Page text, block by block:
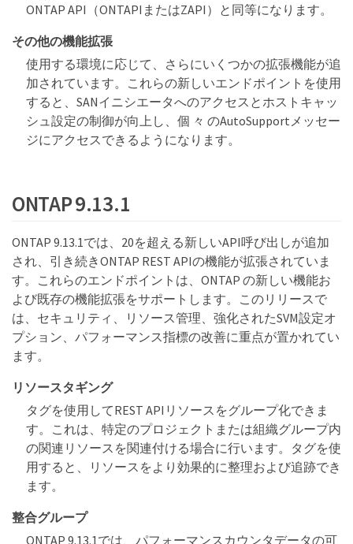
ONTAP API（ONTAPIまたはZAPI）と同等になります。
その他の機能拡張
使用する環境に応じて、さらにいくつかの拡張機能が追
加されています。これらの新しいエンドポイントを使用
すると、SANイニシエータへのアクセスとホストキャッ
シュ設定の制御が向上し、個 々 のAutoSupportメッセー
ジにアクセスできるようになります。
ONTAP 9.13.1
ONTAP 9.13.1では、20を超える新しいAPI呼び出しが追加
され、引き続きONTAP REST APIの機能が拡張されていま
す。これらのエンドポイントは、ONTAP の新しい機能お
よび既存の機能拡張をサポートします。このリリースで
は、セキュリティ、リソース管理、強化されたSVM設定オ
プション、パフォーマンス指標の改善に重点が置かれてい
ます。
リソースタギング
タグを使用してREST APIリソースをグループ化できま
す。これは、特定のプロジェクトまたは組織グループ内
の関連リソースを関連付ける場合に行います。タグを使
用すると、リソースをより効果的に整理および追跡でき
ます。
整合グループ
ONTAP 9.13.1では、パフォーマンスカウンタデータの可